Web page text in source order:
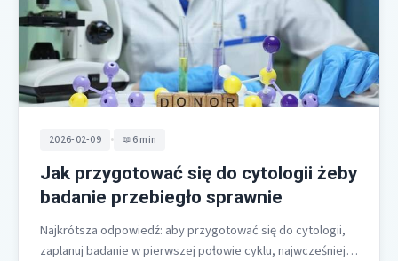
2026-02-09 • 6 min
Jak przygotować się do cytologii żeby
badanie przebiegło sprawnie
Najkrótsza odpowiedź: aby przygotować się do cytologii,
zaplanuj badanie w pierwszej połowie cyklu, najwcześniej 2